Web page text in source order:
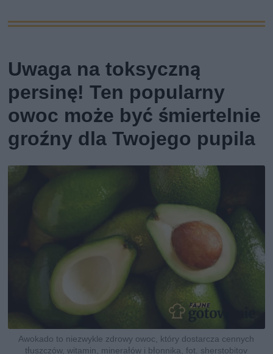
Uwaga na toksyczną
persinę! Ten popularny
owoc może być śmiertelnie
groźny dla Twojego pupila
Awokado to niezwykle zdrowy owoc, który dostarcza cennych
tłuszczów, witamin, minerałów i błonnika, fot. sherstobitov